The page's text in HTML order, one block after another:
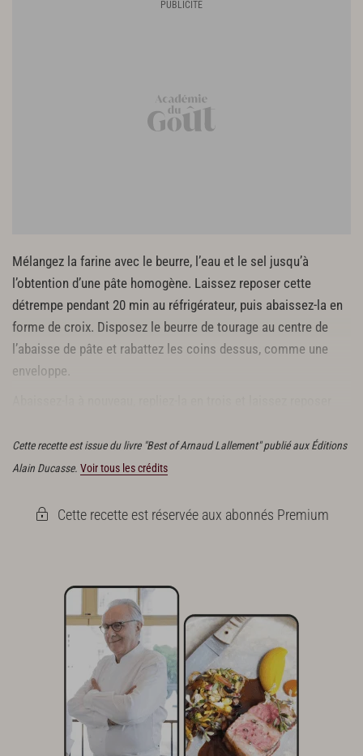
Mélangez la farine avec le beurre, l’eau et le sel jusqu’à
l’obtention d’une pâte homogène. Laissez reposer cette
détrempe pendant 20 min au réfrigérateur, puis abaissez-la en
forme de croix. Disposez le beurre de tourage au centre de
l’abaisse de pâte et rabattez les coins dessus, comme une
enveloppe.
Cette recette est issue du livre "Best of Arnaud Lallement" publié aux Éditions
Alain Ducasse. Voir tous les crédits
Cette recette est réservée aux abonnés Premium